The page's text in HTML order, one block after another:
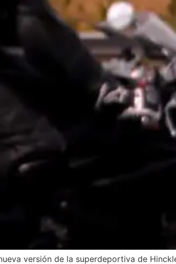
versión de la superdeportiva de